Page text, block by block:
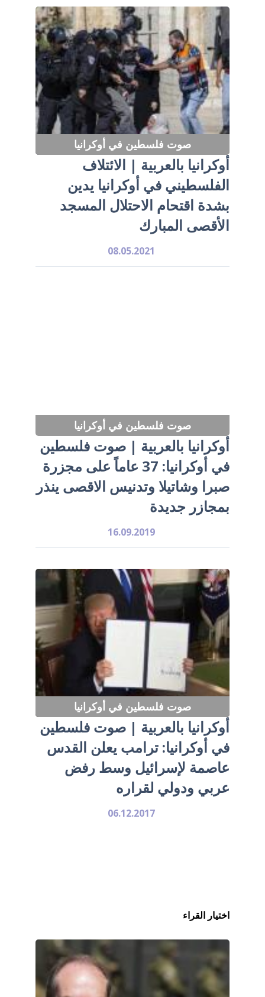
صوت فلسطين في أوكرانيا
أوكرانيا بالعربية | الائتلاف
الفلسطيني في أوكرانيا يدين
بشدة اقتحام الاحتلال المسجد
الأقصى المبارك
08.05.2021
صوت فلسطين في أوكرانيا
أوكرانيا بالعربية | صوت فلسطين
في أوكرانيا: 37 عاماً على مجزرة
صبرا وشاتيلا وتدنيس الاقصى ينذر
بمجازر جديدة
16.09.2019
صوت فلسطين في أوكرانيا
أوكرانيا بالعربية | صوت فلسطين
في أوكرانيا: ترامب يعلن القدس
عاصمة لإسرائيل وسط رفض
عربي ودولي لقراره
06.12.2017
اختيار القراء